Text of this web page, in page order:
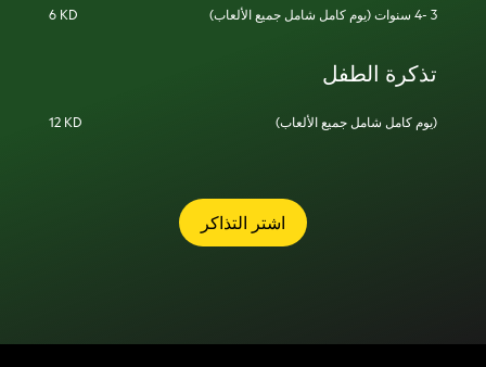
6 KD (يوم كامل شامل جميع الألعاب) 3 -4 سنوات
تذكرة الطفل
12 KD (يوم كامل شامل جميع الألعاب)
اشتر التذاكر